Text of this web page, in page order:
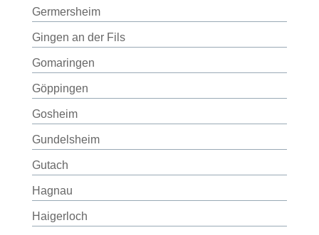
Germersheim
Gingen an der Fils
Gomaringen
Göppingen
Gosheim
Gundelsheim
Gutach
Hagnau
Haigerloch